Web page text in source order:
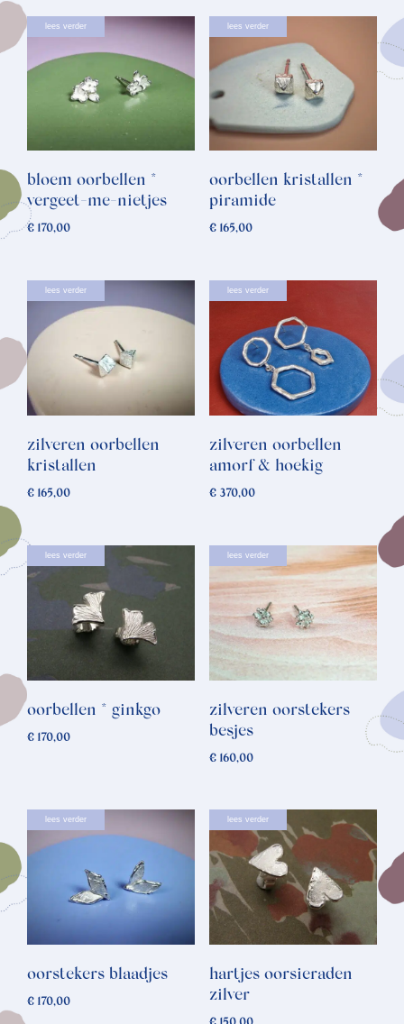
lees verder
bloem oorbellen *
vergeet-me-nietjes
€ 170,00
lees verder
oorbellen kristallen *
piramide
€165,00
lees verder
zilveren oorbellen
kristallen
€ 165,00
lees verder
zilveren oorbellen
amorf & hoekig
€370,00
lees verder
oorbellen * ginkgo
€ 170,00
lees verder
zilveren oorstekers
besjes
€160,00
lees verder
oorstekers blaadjes
€ 170,00
lees verder
hartjes oorsieraden
zilver